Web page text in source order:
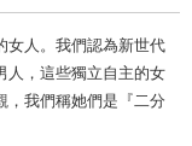
女人。我們認為新世代
人，這些獨立自主的女
，我們稱她們是『二分